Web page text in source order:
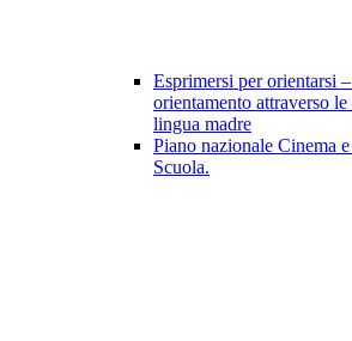
Esprimersi per orientarsi
orientamento attraverso
lingua madre
Piano nazionale Cinema
Scuola.